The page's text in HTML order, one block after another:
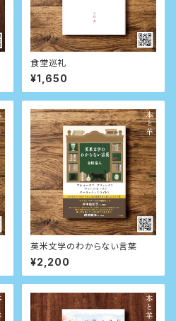
食堂巡礼
¥1,650
英米文学のわからない言葉
¥2,200